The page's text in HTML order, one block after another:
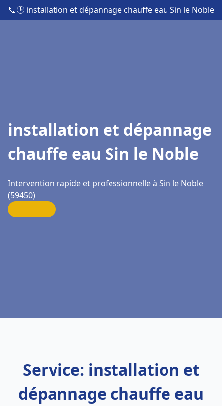
📞🕒 installation et dépannage chauffe eau Sin le Noble
installation et dépannage
chauffe eau Sin le Noble
Intervention rapide et professionnelle à Sin le Noble
(59450)
Service: installation et
dépannage chauffe eau